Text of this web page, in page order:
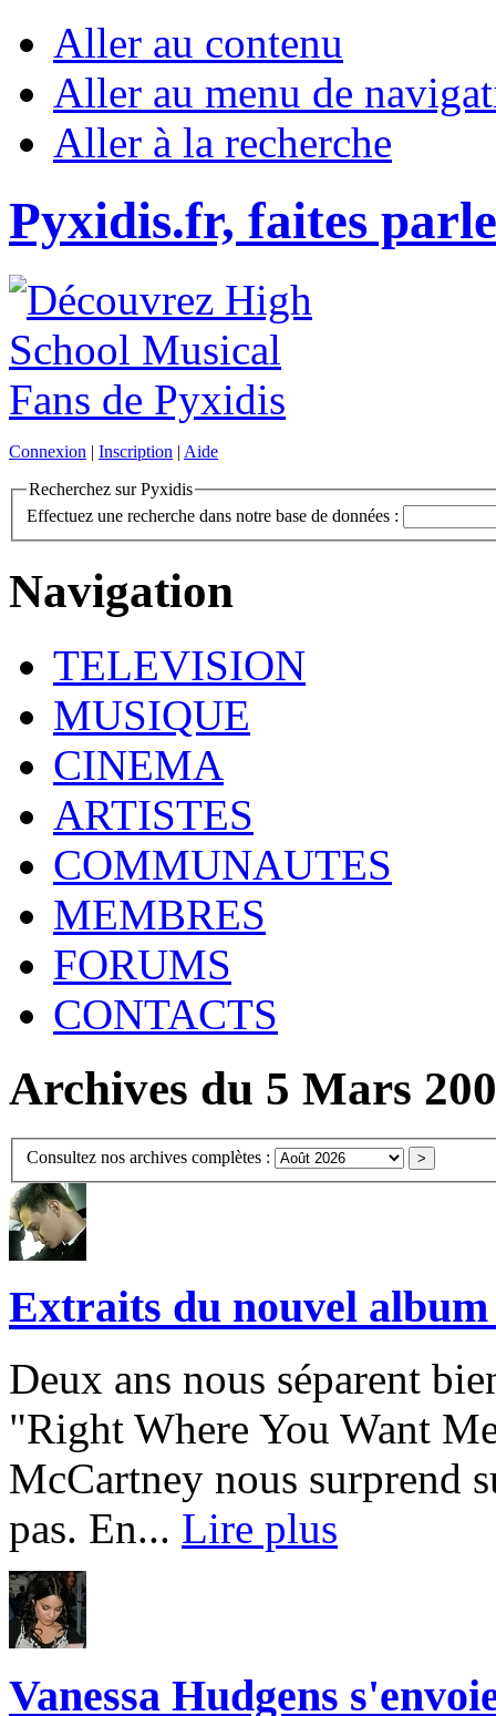
Aller au contenu
Aller au menu de
Aller à la recherche
Pyxidis.fr, faites
Connexion | Inscription | Aide
Recherchez sur Pyxidis
Effectuez une recherche dans notre base de données :
Navigation
TELEVISION
MUSIQUE
CINEMA
ARTISTES
COMMUNAUTES
MEMBRES
FORUMS
CONTACTS
Archives du 5 Mars
Consultez nos archives complètes :
Extraits du nouvel
Deux ans nous séparent
"Right Where You Want
McCartney nous surprend
pas. En... Lire plus
Vanessa Hudgens